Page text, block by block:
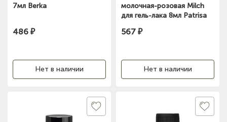
7мл Berka
486 ₽
Нет в наличии
молочная-розовая Milch
для гель-лака 8мл Patrisa
567 ₽
Нет в наличии